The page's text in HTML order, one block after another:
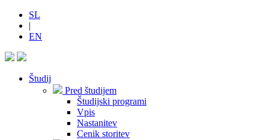
SL
|
EN
Študij
Pred študijem
Študijski programi
Vpis
Nastanitev
Cenik storitev